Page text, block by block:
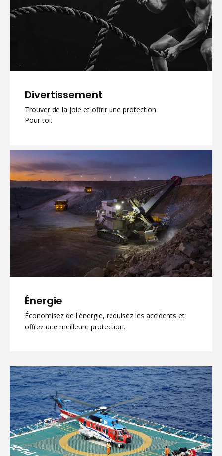
Divertissement
Trouver de la joie et offrir une protection
Pour toi.
Énergie
Économisez de l'énergie, réduisez les accidents et
offrez une meilleure protection.